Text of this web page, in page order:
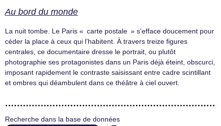
Au bord du monde
La nuit tombe. Le Paris « carte postale » s’efface doucement pour
céder la place à ceux qui l’habitent. À travers treize figures
centrales, ce documentaire dresse le portrait, ou plutôt
photographie ses protagonistes dans un Paris déjà éteint, obscurci,
imposant rapidement le contraste saisissant entre cadre scintillant
et ombres qui déambulent dans ce théâtre à ciel ouvert.
Recherche dans la base de données